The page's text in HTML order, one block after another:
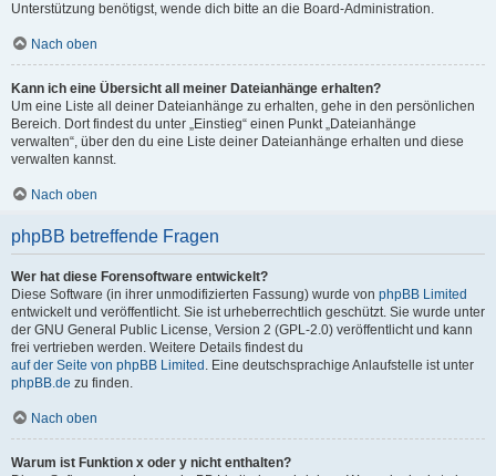
Unterstützung benötigst, wende dich bitte an die Board-Administration.
Nach oben
Kann ich eine Übersicht all meiner Dateianhänge erhalten?
Um eine Liste all deiner Dateianhänge zu erhalten, gehe in den persönlichen
Bereich. Dort findest du unter „Einstieg“ einen Punkt „Dateianhänge
verwalten“, über den du eine Liste deiner Dateianhänge erhalten und diese
verwalten kannst.
Nach oben
phpBB betreffende Fragen
Wer hat diese Forensoftware entwickelt?
Diese Software (in ihrer unmodifizierten Fassung) wurde von phpBB Limited
entwickelt und veröffentlicht. Sie ist urheberrechtlich geschützt. Sie wurde unter
der GNU General Public License, Version 2 (GPL-2.0) veröffentlicht und kann
frei vertrieben werden. Weitere Details findest du
auf der Seite von phpBB Limited . Eine deutschsprachige Anlaufstelle ist unter
phpBB.de zu finden.
Nach oben
Warum ist Funktion x oder y nicht enthalten?